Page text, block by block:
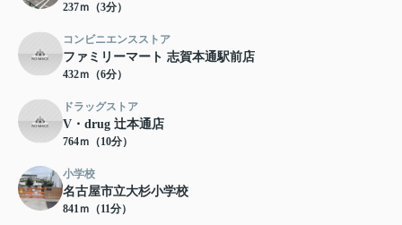
237ｍ（3分）
コンビニエンスストア
ファミリーマート 志賀本通駅前店
432ｍ（6分）
ドラッグストア
V・drug 辻本通店
764ｍ（10分）
小学校
名古屋市立大杉小学校
841ｍ（11分）